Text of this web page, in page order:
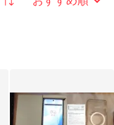
並び替え